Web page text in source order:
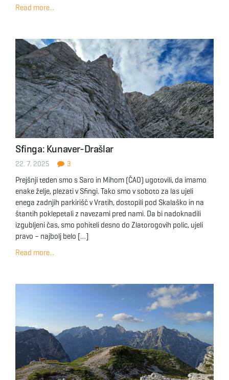
Read more...
Sfinga: Kunaver-Drašlar
22. 7. 2025 3
Prejšnji teden smo s Saro in Mihom (ČAO) ugotovili, da imamo
enake želje, plezati v Sfingi. Tako smo v soboto za las ujeli
enega zadnjih parkirišč v Vratih, dostopili pod Skalaško in na
štantih poklepetali z navezami pred nami. Da bi nadoknadili
izgubljeni čas, smo pohiteli desno do Zlatorogovih polic, ujeli
pravo – najbolj belo […]
Read more...